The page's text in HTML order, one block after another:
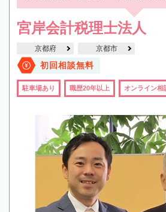
宮岸会計税理士法人
京都府 京都市
初回相談無料
駐車場あり 職歴20年以上 オンライン相